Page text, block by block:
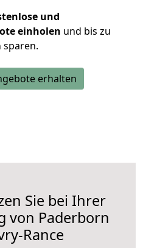
und
einholen und bis zu
sparen.
erhalten
Sie bei Ihrer
von Paderborn
Rance